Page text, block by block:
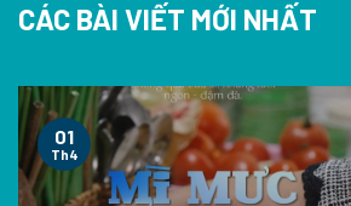
CÁC BÀI VIẾT MỚI NHẤT
01
Th4